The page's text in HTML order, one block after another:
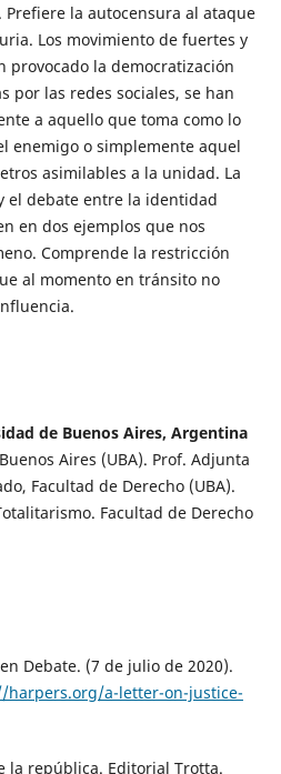
la autocensura al ataque
Los movimiento de fuertes y
provocado la democratización
por las redes sociales, se han
a aquello que toma como lo
enemigo o simplemente aquel
asimilables a la unidad. La
el debate entre la identidad
en dos ejemplos que nos
Comprende la restricción
al momento en tránsito no
de Buenos Aires, Argentina
Aires (UBA). Prof. Adjunta
Facultad de Derecho (UBA).
Facultad de Derecho
Debate. (7 de julio de 2020).
harpers.org/a-letter-on-justice-
la república. Editorial Trotta.